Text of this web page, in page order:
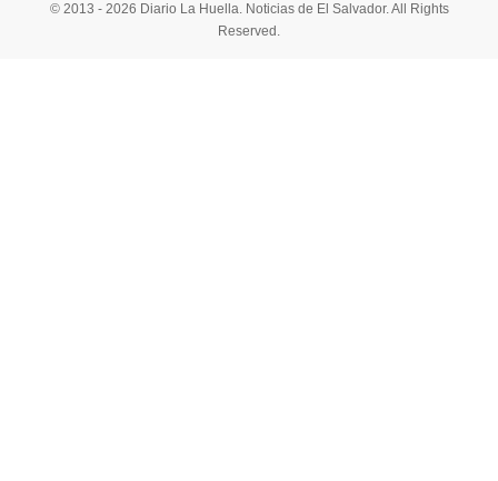
© 2013 - 2026 Diario La Huella. Noticias de El Salvador. All Rights
Reserved.